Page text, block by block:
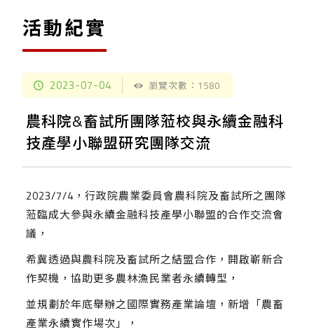
活動紀實
2023-07-04 瀏覽次數：1580
農科院&畜試所團隊蒞校與永續金融科
技產學小聯盟研究團隊交流
2023/7/4，⾏政院農業委員會農科院及畜試所之團隊
蒞臨成⼤參與永續金融科技產學小聯盟的合作交流會
議，
希冀透過與農科院及畜試所之結盟合作，開啟嶄新合
作契機，協助更多農林漁民業者永續轉型，
並規劃於年底舉辦之國際實務產業論壇，新增「農畜
產業永續實作場次」，